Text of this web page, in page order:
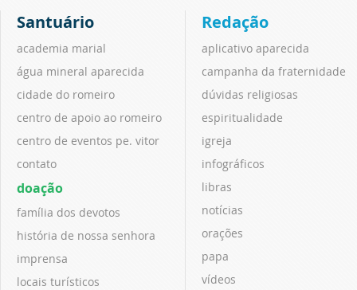
Santuário
academia marial
água mineral aparecida
cidade do romeiro
centro de apoio ao romeiro
centro de eventos pe. vitor
contato
doação
família dos devotos
história de nossa senhora
imprensa
locais turísticos
Redação
aplicativo aparecida
campanha da fraternidade
dúvidas religiosas
espiritualidade
igreja
infográficos
libras
notícias
orações
papa
vídeos